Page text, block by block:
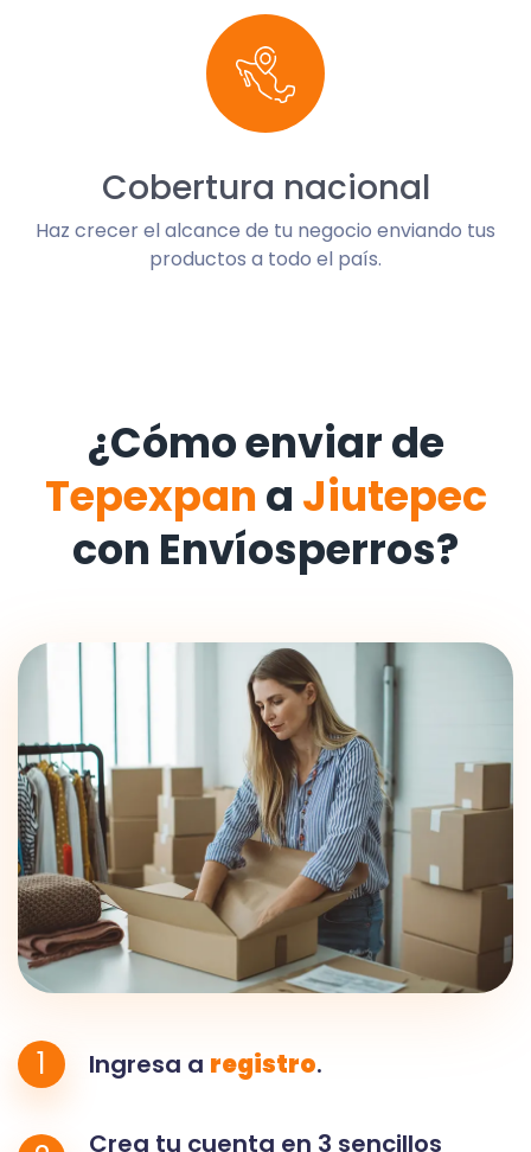
Cobertura nacional
Haz crecer el alcance de tu negocio enviando tus
productos a todo el país.
¿Cómo enviar de
Tepexpan a Jiutepec
con Envíosperros?
1 Ingresa a registro.
Crea tu cuenta en 3 sencillos